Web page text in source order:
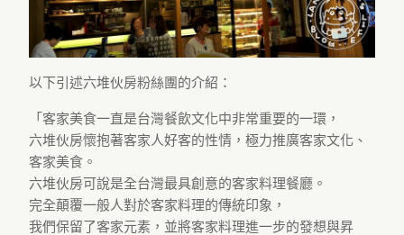
以下引述六堆伙房粉絲團的介紹：
「客家美食一直是台灣餐飲文化中非常重要的一環，
六堆伙房懷抱著客家人好客的性情，極力推廣客家文化、
客家美食。
六堆伙房可說是全台灣最具創意的客家料理餐廳。
完全顛覆一般人對於客家料理的傳統印象，
我們保留了客家元素，並將客家料理進一步的發想與昇